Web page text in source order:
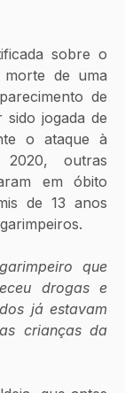
sobre o
de uma
de
jogada de
o ataque à
outras
em óbito
de 13 anos
que
drogas e
já estavam
crianças da